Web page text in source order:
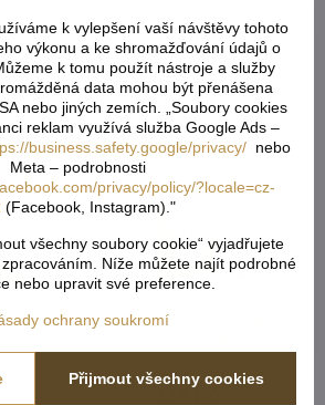
ověření dostupnosti
105 Kč
86,78 Kč bez DPH
60g
Dekorační květy - Chrpa
ověření dostupnosti
k vylepšení vaší návštěvy tohoto
výkonu a ke shromažďování údajů o
k tomu použít nástroje a služby
data mohou být přenášena
nebo jiných zemích. „Soubory cookies
reklam využívá služba Google Ads –
business.safety.google/privacy/ nebo
Meta – podrobnosti
privacy/policy/?locale=cz-
(Facebook, Instagram)."
všechny soubory cookie“ vyjadřujete
Níže můžete najít podrobné
nebo upravit své preference.
ochrany soukromí
Přijmout všechny cookies